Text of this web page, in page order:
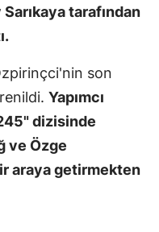
tarafından
son
Yapımcı
dizisinde
ve Özge
araya getirmekten